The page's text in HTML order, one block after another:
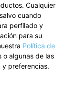
Cualquier
cuando
perfilado y
para su
Política de
o algunas de las
y preferencias.